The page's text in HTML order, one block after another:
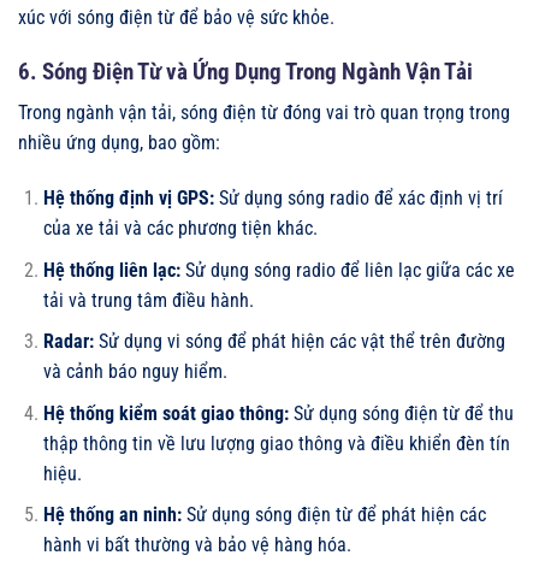
xúc với sóng điện từ để bảo vệ sức khỏe.
6. Sóng Điện Từ và Ứng Dụng Trong Ngành Vận Tải
Trong ngành vận tải, sóng điện từ đóng vai trò quan trọng trong
nhiều ứng dụng, bao gồm:
Hệ thống định vị GPS:Sử dụng sóng radio để xác định vị trí
của xe tải và các phương tiện khác.
Hệ thống liên lạc:Sử dụng sóng radio để liên lạc giữa các xe
tải và trung tâm điều hành.
Radar:Sử dụng vi sóng để phát hiện các vật thể trên đường
và cảnh báo nguy hiểm.
Hệ thống kiểm soát giao thông:Sử dụng sóng điện từ để thu
thập thông tin về lưu lượng giao thông và điều khiển đèn tín
hiệu.
Hệ thống an ninh:Sử dụng sóng điện từ để phát hiện các
hành vi bất thường và bảo vệ hàng hóa.